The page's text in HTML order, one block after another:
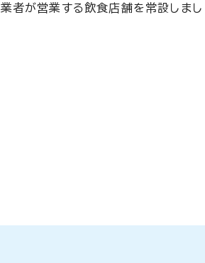
者が営業する飲食店舗を常設しまし